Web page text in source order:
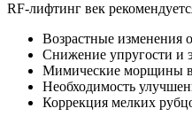
RF-лифтинг век
Возрастные изменения
Снижение упругости и
Мимические морщины в
Необходимость
Коррекция мелких